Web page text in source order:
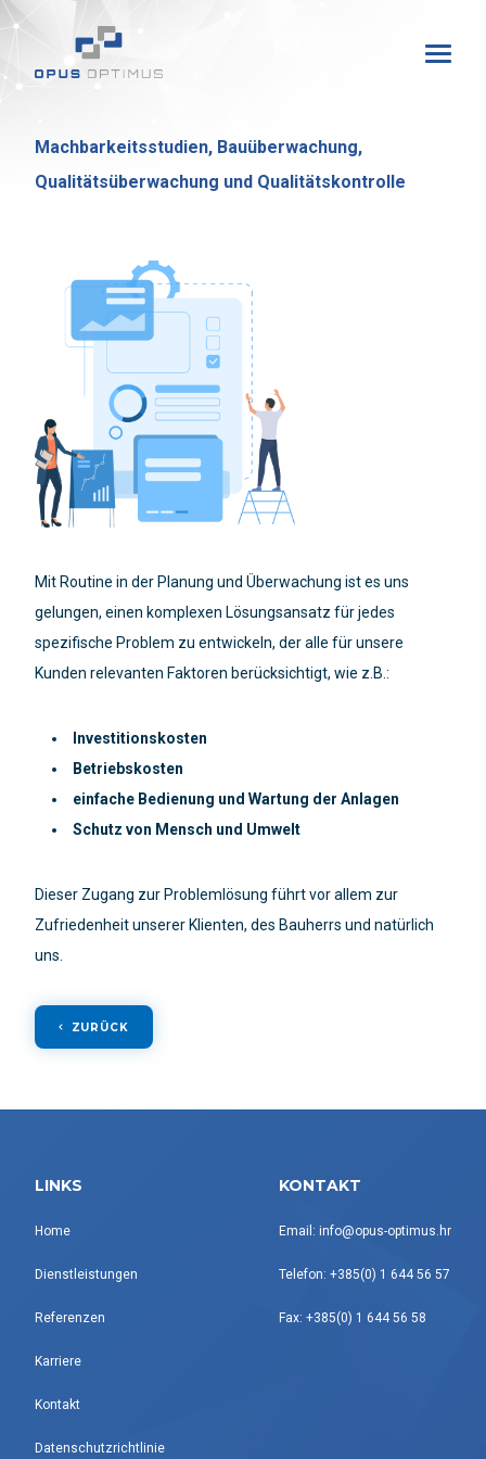
Machbarkeitsstudien, Bauüberwachung,
Qualitätsüberwachung und Qualitätskontrolle
Mit Routine in der Planung und Überwachung ist es uns
gelungen, einen komplexen Lösungsansatz für jedes
spezifische Problem zu entwickeln, der alle für unsere
Kunden relevanten Faktoren berücksichtigt, wie z.B.:
Investitionskosten
Betriebskosten
einfache Bedienung und Wartung der Anlagen
Schutz von Mensch und Umwelt
Dieser Zugang zur Problemlösung führt vor allem zur
Zufriedenheit unserer Klienten, des Bauherrs und natürlich
uns.
ZURÜCK
LINKS
Home
Dienstleistungen
Referenzen
Karriere
Kontakt
Datenschutzrichtlinie
KONTAKT
Email: info@opus-optimus.hr
Telefon: +385(0) 1 644 56 57
Fax: +385(0) 1 644 56 58